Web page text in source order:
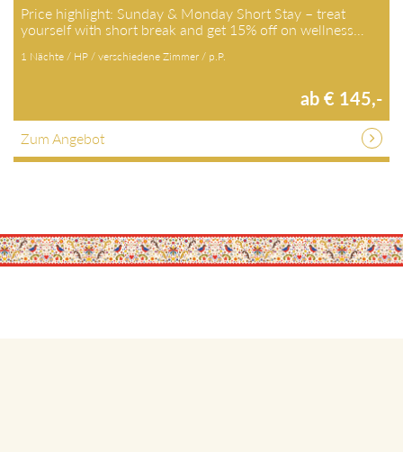
Price highlight: Sunday & Monday Short Stay – treat
yourself with short break and get 15% off on wellness…
1 Nächte / HP / verschiedene Zimmer / p.P.
ab € 145,-
Zum Angebot